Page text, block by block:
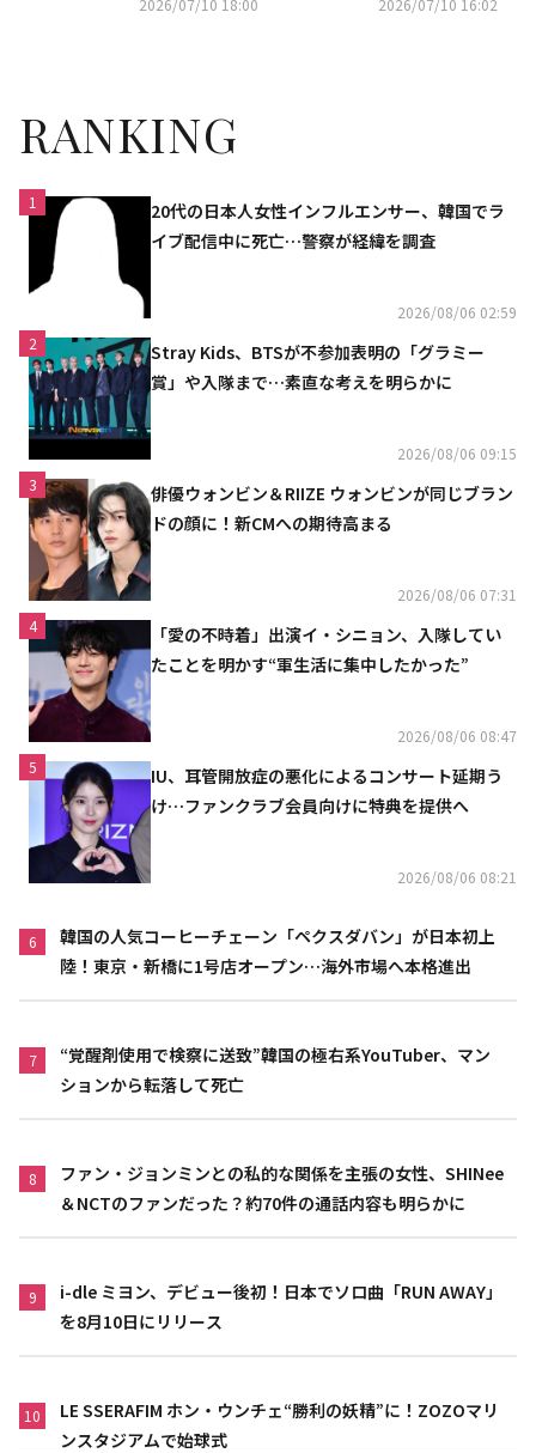
2026/07/10 18:00 2026/07/10 16:02
RANKING
1
20代の日本人女性インフルエンサー、韓国でラ
イブ配信中に死亡…警察が経緯を調査
2026/08/06 02:59
2
Stray Kids、BTSが不参加表明の「グラミー
賞」や入隊まで…素直な考えを明らかに
2026/08/06 09:15
3
俳優ウォンビン＆RIIZE ウォンビンが同じブラン
ドの顔に！新CMへの期待高まる
2026/08/06 07:31
4
「愛の不時着」出演イ・シニョン、入隊してい
たことを明かす“軍生活に集中したかった”
2026/08/06 08:47
5
IU、耳管開放症の悪化によるコンサート延期う
け…ファンクラブ会員向けに特典を提供へ
2026/08/06 08:21
6
韓国の人気コーヒーチェーン「ペクスダバン」が日本初上
陸！東京・新橋に1号店オープン…海外市場へ本格進出
7
“覚醒剤使用で検察に送致”韓国の極右系YouTuber、マン
ションから転落して死亡
8
ファン・ジョンミンとの私的な関係を主張の女性、SHINee
＆NCTのファンだった？約70件の通話内容も明らかに
9
i-dle ミヨン、デビュー後初！日本でソロ曲「RUN AWAY」
を8月10日にリリース
10
LE SSERAFIM ホン・ウンチェ“勝利の妖精”に！ZOZOマリ
ンスタジアムで始球式